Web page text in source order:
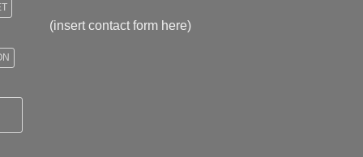
(insert contact form here)